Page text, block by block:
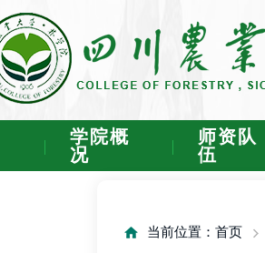
学院概
况
师资队
伍
当前位置： 首页